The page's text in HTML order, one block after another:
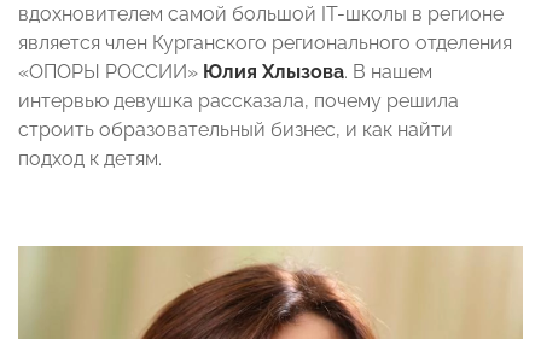
вдохновителем самой большой IT-школы в регионе
является член Курганского регионального отделения
«ОПОРЫ РОССИИ» Юлия Хлызова. В нашем
интервью девушка рассказала, почему решила
строить образовательный бизнес, и как найти
подход к детям.